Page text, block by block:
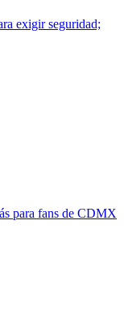
exigir seguridad;
para fans de CDMX